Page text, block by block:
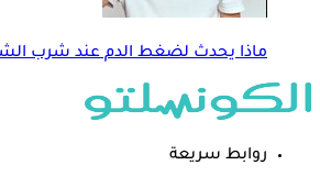
ماذا يحدث لضغط الدم عند شرب
روابط سريعة